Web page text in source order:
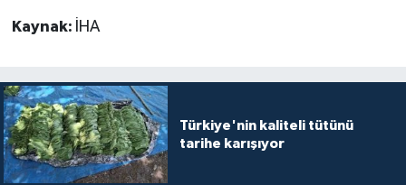
Kaynak: İHA
Türkiye'nin kaliteli tütünü
tarihe karışıyor